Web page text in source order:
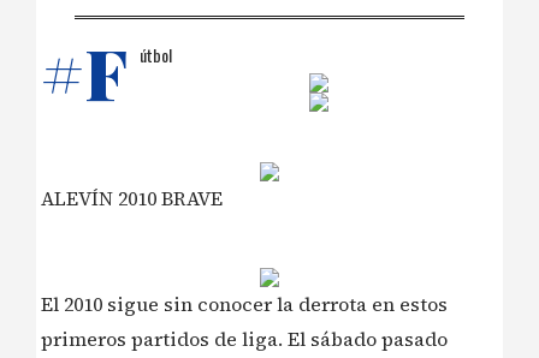
#F útbol
ALEVÍN 2010 BRAVE
El 2010 sigue sin conocer la derrota en estos
primeros partidos de liga. El sábado pasado